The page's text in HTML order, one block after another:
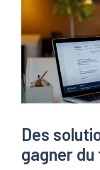
Des
gagner